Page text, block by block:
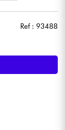
Ref : 93488